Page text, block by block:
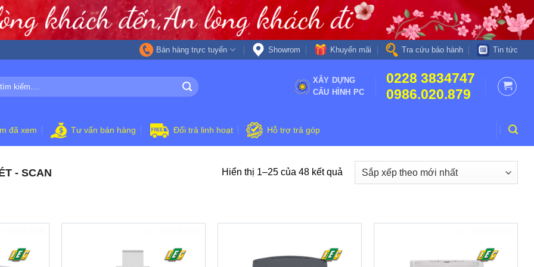
Bán hàng trực tuyến Showrom Khuyến mãi Tra cứu bảo hành Tin tức
XÂY DỰNG
CẤU HÌNH PC
0228 3834747
0986.020.879
đã xem Tư vấn bán hàng Đổi trả linh hoạt Hỗ trợ trả góp
- SCAN Hiển thị 1–25 của 48 kết quả